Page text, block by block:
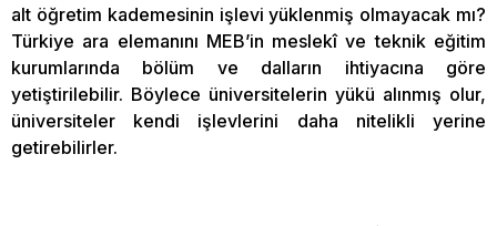
alt öğretim kademesinin işlevi yüklenmiş olmayacak mı?
Türkiye ara elemanını MEB’in meslekî ve teknik eğitim
kurumlarında bölüm ve dalların ihtiyacına göre
yetiştirilebilir. Böylece üniversitelerin yükü alınmış olur,
üniversiteler kendi işlevlerini daha nitelikli yerine
getirebilirler.